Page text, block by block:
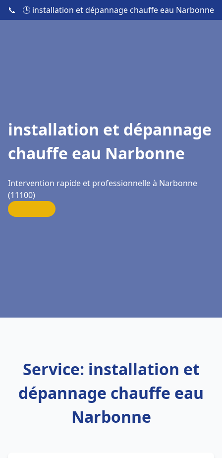
📞 🕒 installation et dépannage chauffe eau Narbonne
installation et dépannage
chauffe eau Narbonne
Intervention rapide et professionnelle à Narbonne
(11100)
Service: installation et
dépannage chauffe eau
Narbonne